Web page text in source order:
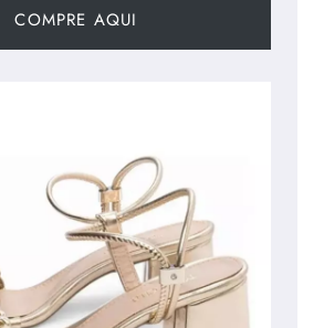
COMPRE AQUI